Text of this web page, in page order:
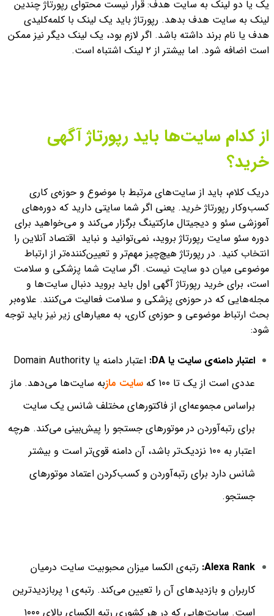
یک یا دو لینک به سایت هدف: قرار نیست محتوای رپورتاژ چندین
لینک به سایت هدف بدهد. رپورتاژ باید یک لینک با کلمه‌کلیدی
هدف یا نام برند داشته باشد. اگر لازم بود، یک لینک دیگر نیز ممکن
است اضافه شود. اما بیشتر از ۲ لینک اشتباه است.
از کدام سایت‌ها باید رپورتاژ آگهی
خرید؟
دریک کلام، باید از سایت‌های مرتبط با موضوع و حوزه‌ی کاری
کسب‌وکار رپورتاژ خرید. یعنی اگر شما سایتی دارید که دوره‌های
آموزشی سئو و دیجیتال مارکتینگ برگزار می‌کند و می‌خواهید برای
دوره سئو سایت رپورتاژ بروید، نمی‌توانید و نباید اقتصاد آنلاین را
انتخاب کنید. در رپورتاژ هیچ‌چیز مهم‌تر و تعیین‌کننده‌تر از ارتباط
موضوعی میان دو سایت نیست. اگر سایت شما پزشکی و سلامت
است،‌ برای خرید رپورتاژ آگهی اول باید بروید دنبال سایت‌ها و
مجله‌هایی که در حوزه‌ی پزشکی و سلامت فعالیت می‌کنند. علاوه‌بر
بحث ارتباط موضوعی و حوزه‌ی کاری، به معیارهای زیر نیز باید توجه
شود:
اعتبار دامنه‌ی سایت یا DA:
اعتبار دامنه یا Domain Authority
عددی است از یک تا ۱۰۰ که
سایت مازبه سایت‌ها می‌دهد. ماز
براساس مجموعه‌ای از فاکتورهای مختلف شانس یک سایت
برای رتبه‌آوردن در موتورهای جستجو را پیش‌بینی می‌کند. هرچه
اعتبار به ۱۰۰ نزدیک‌تر باشد، آن دامنه قوی‌تر است و بیشتر
شانس دارد برای رتبه‌آوردن و کسب‌کردن اعتماد موتورهای
جستجو.
Alexa Rank: رتبه‌ی الکسا میزان محبوبیت سایت درمیان
کاربران و بازدیدهای آن را تعیین می‌کند. رتبه‌ی ۱ پربازدیدترین